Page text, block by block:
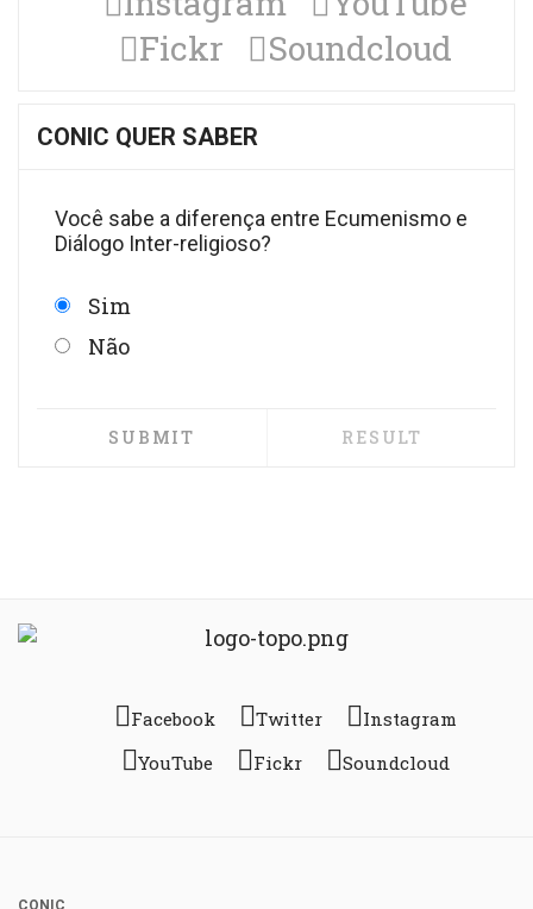
Fickr
Soundcloud
CONIC QUER SABER
Você sabe a diferença entre Ecumenismo e
Diálogo Inter-religioso?
Sim
Não
Facebook Twitter
Instagram
YouTube
Fickr Soundcloud
CONIC